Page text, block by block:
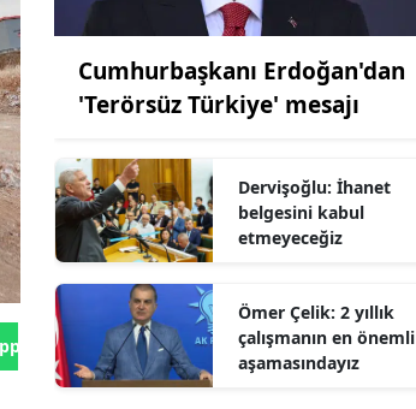
Gönder
Cumhurbaşkanı Erdoğan'dan
'Terörsüz Türkiye' mesajı
Dervişoğlu: İhanet
belgesini kabul
etmeyeceğiz
Ömer Çelik: 2 yıllık
çalışmanın en önemli
aşamasındayız